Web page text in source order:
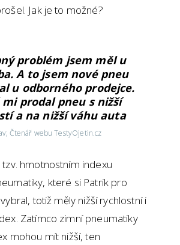
Jak je to možné?
problém jsem měl u
A to jsem nové pneu
u odborného prodejce.
mi prodal pneu s nižší
a na nižší váhu auta
Čtenář webu TestyOjetin.cz
hmotnostním indexu
které si Patrik pro
totiž měly nižší rychlostní i
Zatímco zimní pneumatiky
mohou mít nižší, ten